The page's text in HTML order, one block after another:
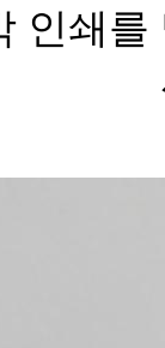
인쇄